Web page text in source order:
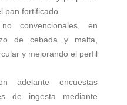
pan fortificado.
convencionales, en
de cebada y malta,
y mejorando el perfil
adelante encuestas
de ingesta mediante